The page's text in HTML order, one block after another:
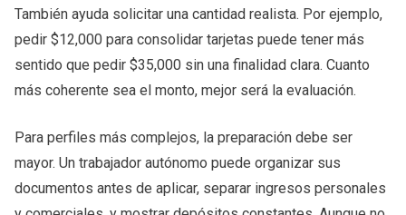
También ayuda solicitar una cantidad realista. Por ejemplo,
pedir $12,000 para consolidar tarjetas puede tener más
sentido que pedir $35,000 sin una finalidad clara. Cuanto
más coherente sea el monto, mejor será la evaluación.
Para perfiles más complejos, la preparación debe ser
mayor. Un trabajador autónomo puede organizar sus
documentos antes de aplicar, separar ingresos personales